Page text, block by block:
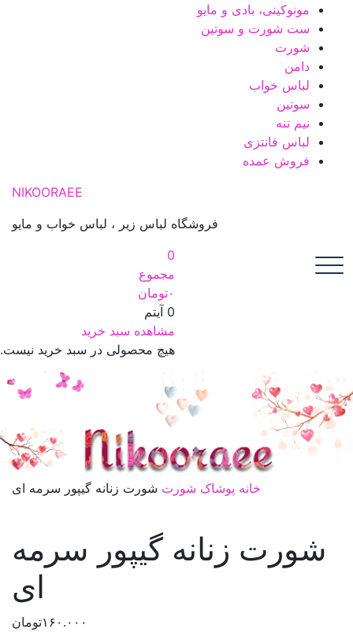
مونوکینی، بادی و مایو
ست شورت و سوتین
شورت
دامن
لباس خواب
سوتین
نیم تنه
لباس فانتزی
فروش عمده
NIKOORAEE
فروشگاه لباس زیر ، لباس خواب و مایو
0
مجموع
۰تومان
0 آیتم
مشاهده سبد خرید
هیچ محصولی در سبد خرید نیست.
خانه پوشاک شورت شورت زنانه گیپور سرمه ای
شورت زنانه گیپور سرمه
ای
۱۶۰.۰۰۰تومان